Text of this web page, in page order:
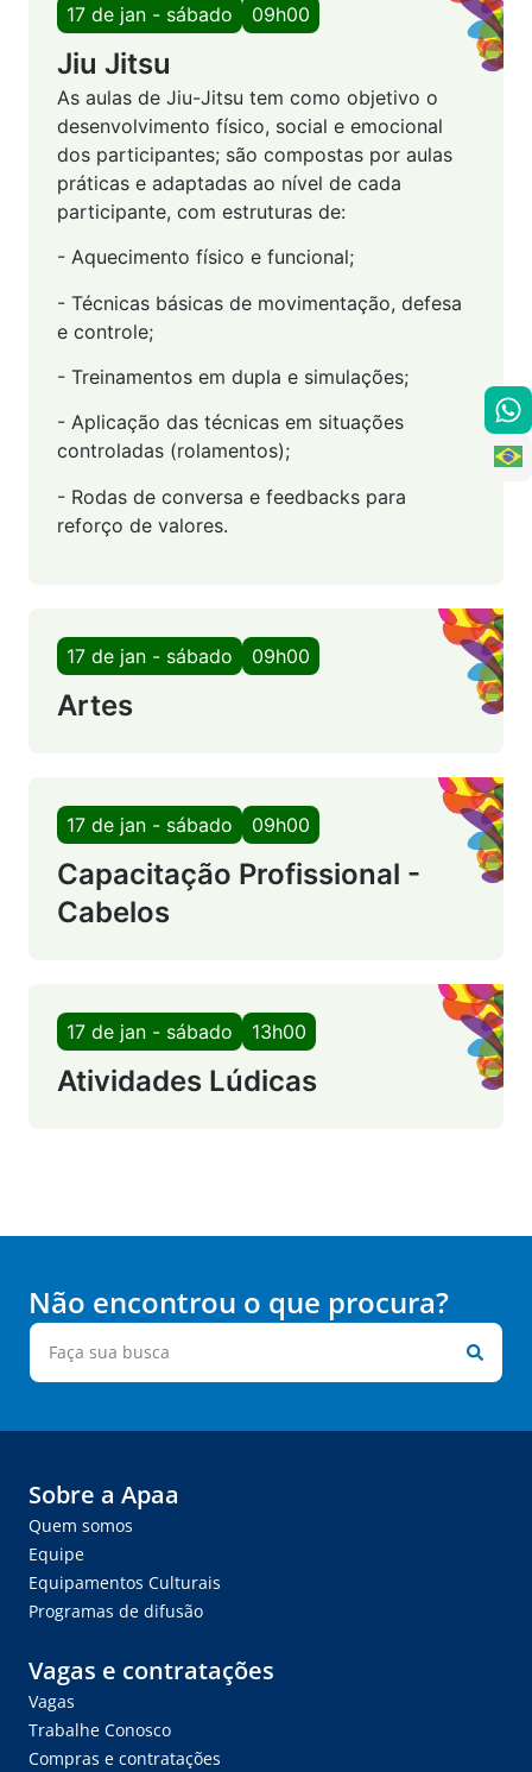
17 de jan - sábado 09h00
Jiu Jitsu
As aulas de Jiu-Jitsu tem como objetivo o
desenvolvimento físico, social e emocional
dos participantes; são compostas por aulas
práticas e adaptadas ao nível de cada
participante, com estruturas de:
- Aquecimento físico e funcional;
- Técnicas básicas de movimentação, defesa
e controle;
- Treinamentos em dupla e simulações;
- Aplicação das técnicas em situações
controladas (rolamentos);
- Rodas de conversa e feedbacks para
reforço de valores.
17 de jan - sábado 09h00
Artes
17 de jan - sábado 09h00
Capacitação Profissional -
Cabelos
17 de jan - sábado 13h00
Atividades Lúdicas
Não encontrou o que procura?
Sobre a Apaa
Quem somos
Equipe
Equipamentos Culturais
Programas de difusão
Vagas e contratações
Vagas
Trabalhe Conosco
Compras e contratações